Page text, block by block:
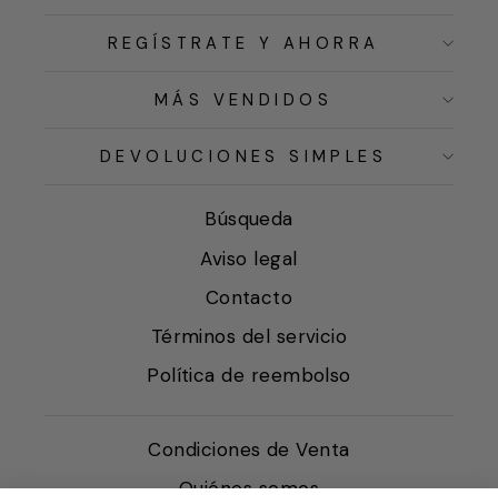
REGÍSTRATE Y AHORRA
MÁS VENDIDOS
DEVOLUCIONES SIMPLES
Búsqueda
Aviso legal
Contacto
Términos del servicio
Política de reembolso
Condiciones de Venta
Quiénes somos